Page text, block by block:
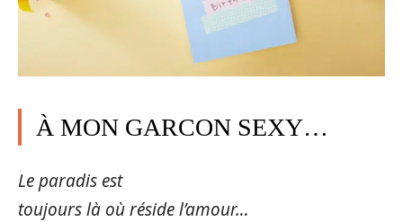
À MON GARCON SEXY…
Le paradis est
toujours là où réside l’amour…